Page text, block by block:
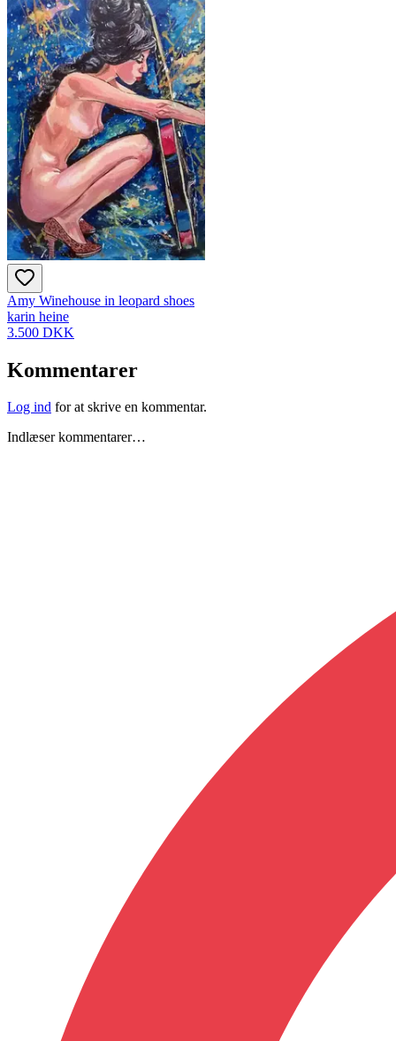
Amy Winehouse in leopard shoes
karin heine
3.500 DKK
Kommentarer
Log ind for at skrive en kommentar.
Indlæser kommentarer…